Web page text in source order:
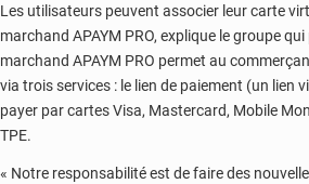
Les utilisateurs peuvent associer leur carte
marchand APAYM PRO, explique le groupe
marchand APAYM PRO permet au
via trois services : le lien de paiement (un lien
payer par cartes Visa, Mastercard, Mobile
TPE.
« Notre responsabilité est de faire des